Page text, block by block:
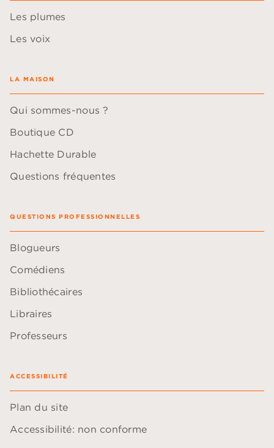
Les plumes
Les voix
LA MAISON
Qui sommes-nous ?
Boutique CD
Hachette Durable
Questions fréquentes
QUESTIONS PROFESSIONNELLES
Blogueurs
Comédiens
Bibliothécaires
Libraires
Professeurs
ACCESSIBILITÉ
Plan du site
Accessibilité: non conforme